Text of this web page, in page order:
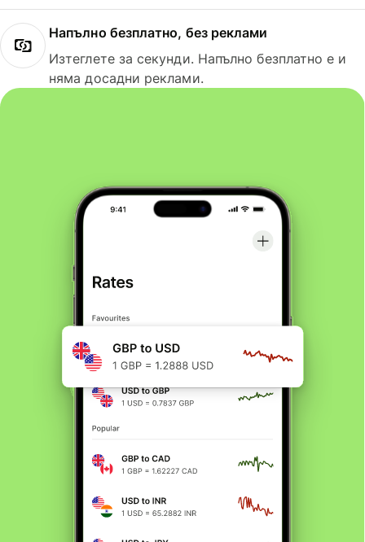
Напълно безплатно, без реклами
Изтеглете за секунди. Напълно безплатно е и
няма досадни реклами.